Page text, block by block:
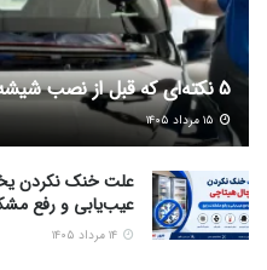
5 نکته‌ای که قبل از نصب شیشه جلو خودرو باید بدانید
علت خنک نکردن
عیب‌یابی و رفع